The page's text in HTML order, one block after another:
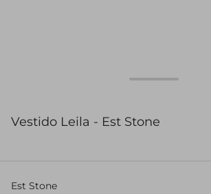
Vestido Leila - Est Stone
Est Stone